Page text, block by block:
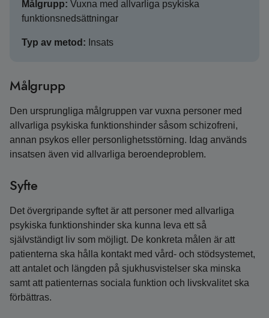
Målgrupp: Vuxna med allvarliga psykiska
funktionsnedsättningar
Typ av metod: Insats
Målgrupp
Den ursprungliga målgruppen var vuxna personer med
allvarliga psykiska funktionshinder såsom schizofreni,
annan psykos eller personlighetsstörning. Idag används
insatsen även vid allvarliga beroendeproblem.
Syfte
Det övergripande syftet är att personer med allvarliga
psykiska funktionshinder ska kunna leva ett så
självständigt liv som möjligt. De konkreta målen är att
patienterna ska hålla kontakt med vård- och stödsystemet,
att antalet och längden på sjukhusvistelser ska minska
samt att patienternas sociala funktion och livskvalitet ska
förbättras.